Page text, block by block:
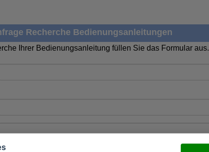
Recherche Bedienungsanleitungen
Ihrer Bedienungsanleitung füllen Sie das Formular aus.